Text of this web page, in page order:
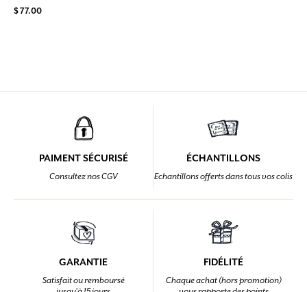
$ 77.00
PAIMENT SÉCURISÉ
Consultez nos CGV
ÉCHANTILLONS
Echantillons offerts dans tous vos colis
GARANTIE
Satisfait ou remboursé
FIDÉLITÉ
Chaque achat (hors promotion)